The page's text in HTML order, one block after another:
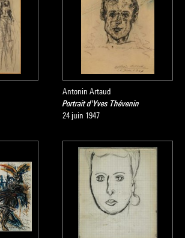
Antonin Artaud
Portrait d'Yves Thévenin
24 juin 1947